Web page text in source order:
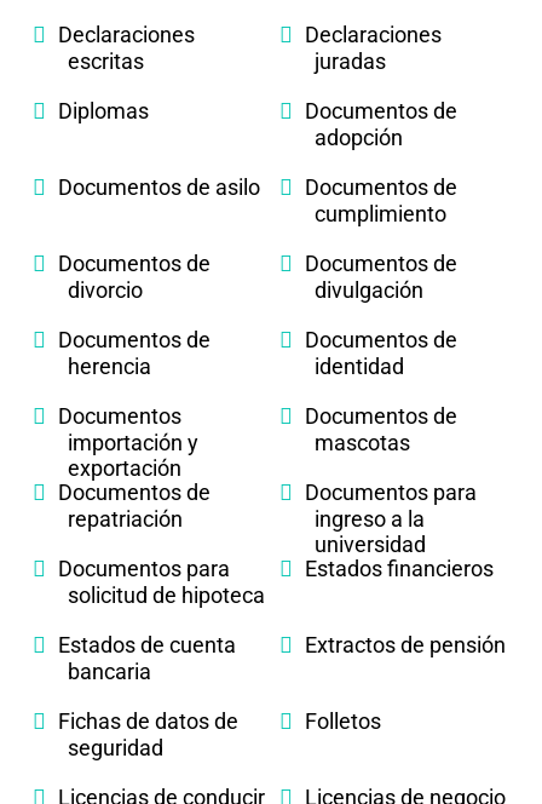
Declaraciones
escritas
Declaraciones
juradas
Diplomas
Documentos de
adopción
Documentos de asilo
Documentos de
cumplimiento
Documentos de
divorcio
Documentos de
divulgación
Documentos de
herencia
Documentos de
identidad
Documentos
importación y
exportación
Documentos de
mascotas
Documentos de
repatriación
Documentos para
ingreso a la
universidad
Documentos para
solicitud de hipoteca
Estados financieros
Estados de cuenta
bancaria
Extractos de pensión
Fichas de datos de
seguridad
Folletos
Licencias de conducir Licencias de negocio